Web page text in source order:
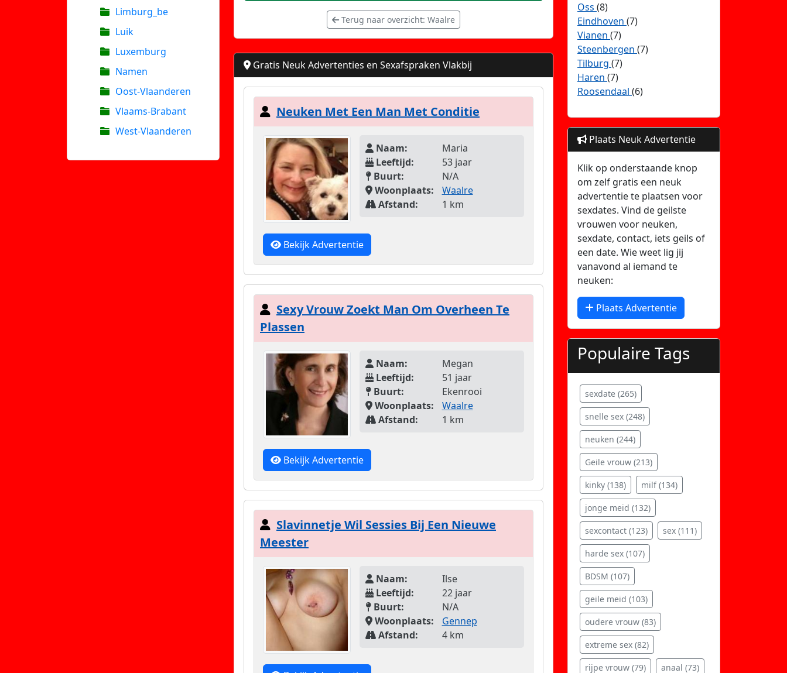
Limburg_be
Luik
Luxemburg
Namen
Oost-Vlaanderen
Vlaams-Brabant
West-Vlaanderen
Terug naar overzicht: Waalre
Gratis Neuk Advertenties en Sexafspraken Vlakbij
Neuken Met Een Man Met Conditie
Naam:
Maria
Leeftijd:
53 jaar
Buurt:
N/A
Woonplaats:
Waalre
Afstand:
1 km
Bekijk Advertentie
Sexy Vrouw Zoekt Man Om Overheen Te
Plassen
Naam:
Megan
Leeftijd:
51 jaar
Buurt:
Ekenrooi
Woonplaats:
Waalre
Afstand:
1 km
Bekijk Advertentie
Slavinnetje Wil Sessies Bij Een Nieuwe
Meester
Naam:
Ilse
Leeftijd:
22 jaar
Buurt:
N/A
Woonplaats:
Gennep
Afstand:
4 km
Oss (8)
Eindhoven (7)
Vianen (7)
Steenbergen (7)
Tilburg (7)
Haren (7)
Roosendaal (6)
Plaats Neuk Advertentie
Klik op onderstaande knop
om zelf gratis een neuk
advertentie te plaatsen voor
sexdates. Vind de geilste
vrouwen voor neuken,
sexdate, contact, iets geils of
een date. Wie weet lig jij
vanavond al iemand te
neuken:
Plaats Advertentie
Populaire Tags
sexdate (265)
snelle sex (248)
neuken (244)
Geile vrouw (213)
kinky (138) milf (134)
jonge meid (132)
sexcontact (123) sex (111)
harde sex (107)
BDSM (107)
geile meid (103)
oudere vrouw (83)
extreme sex (82)
rijpe vrouw (79) anaal (73)